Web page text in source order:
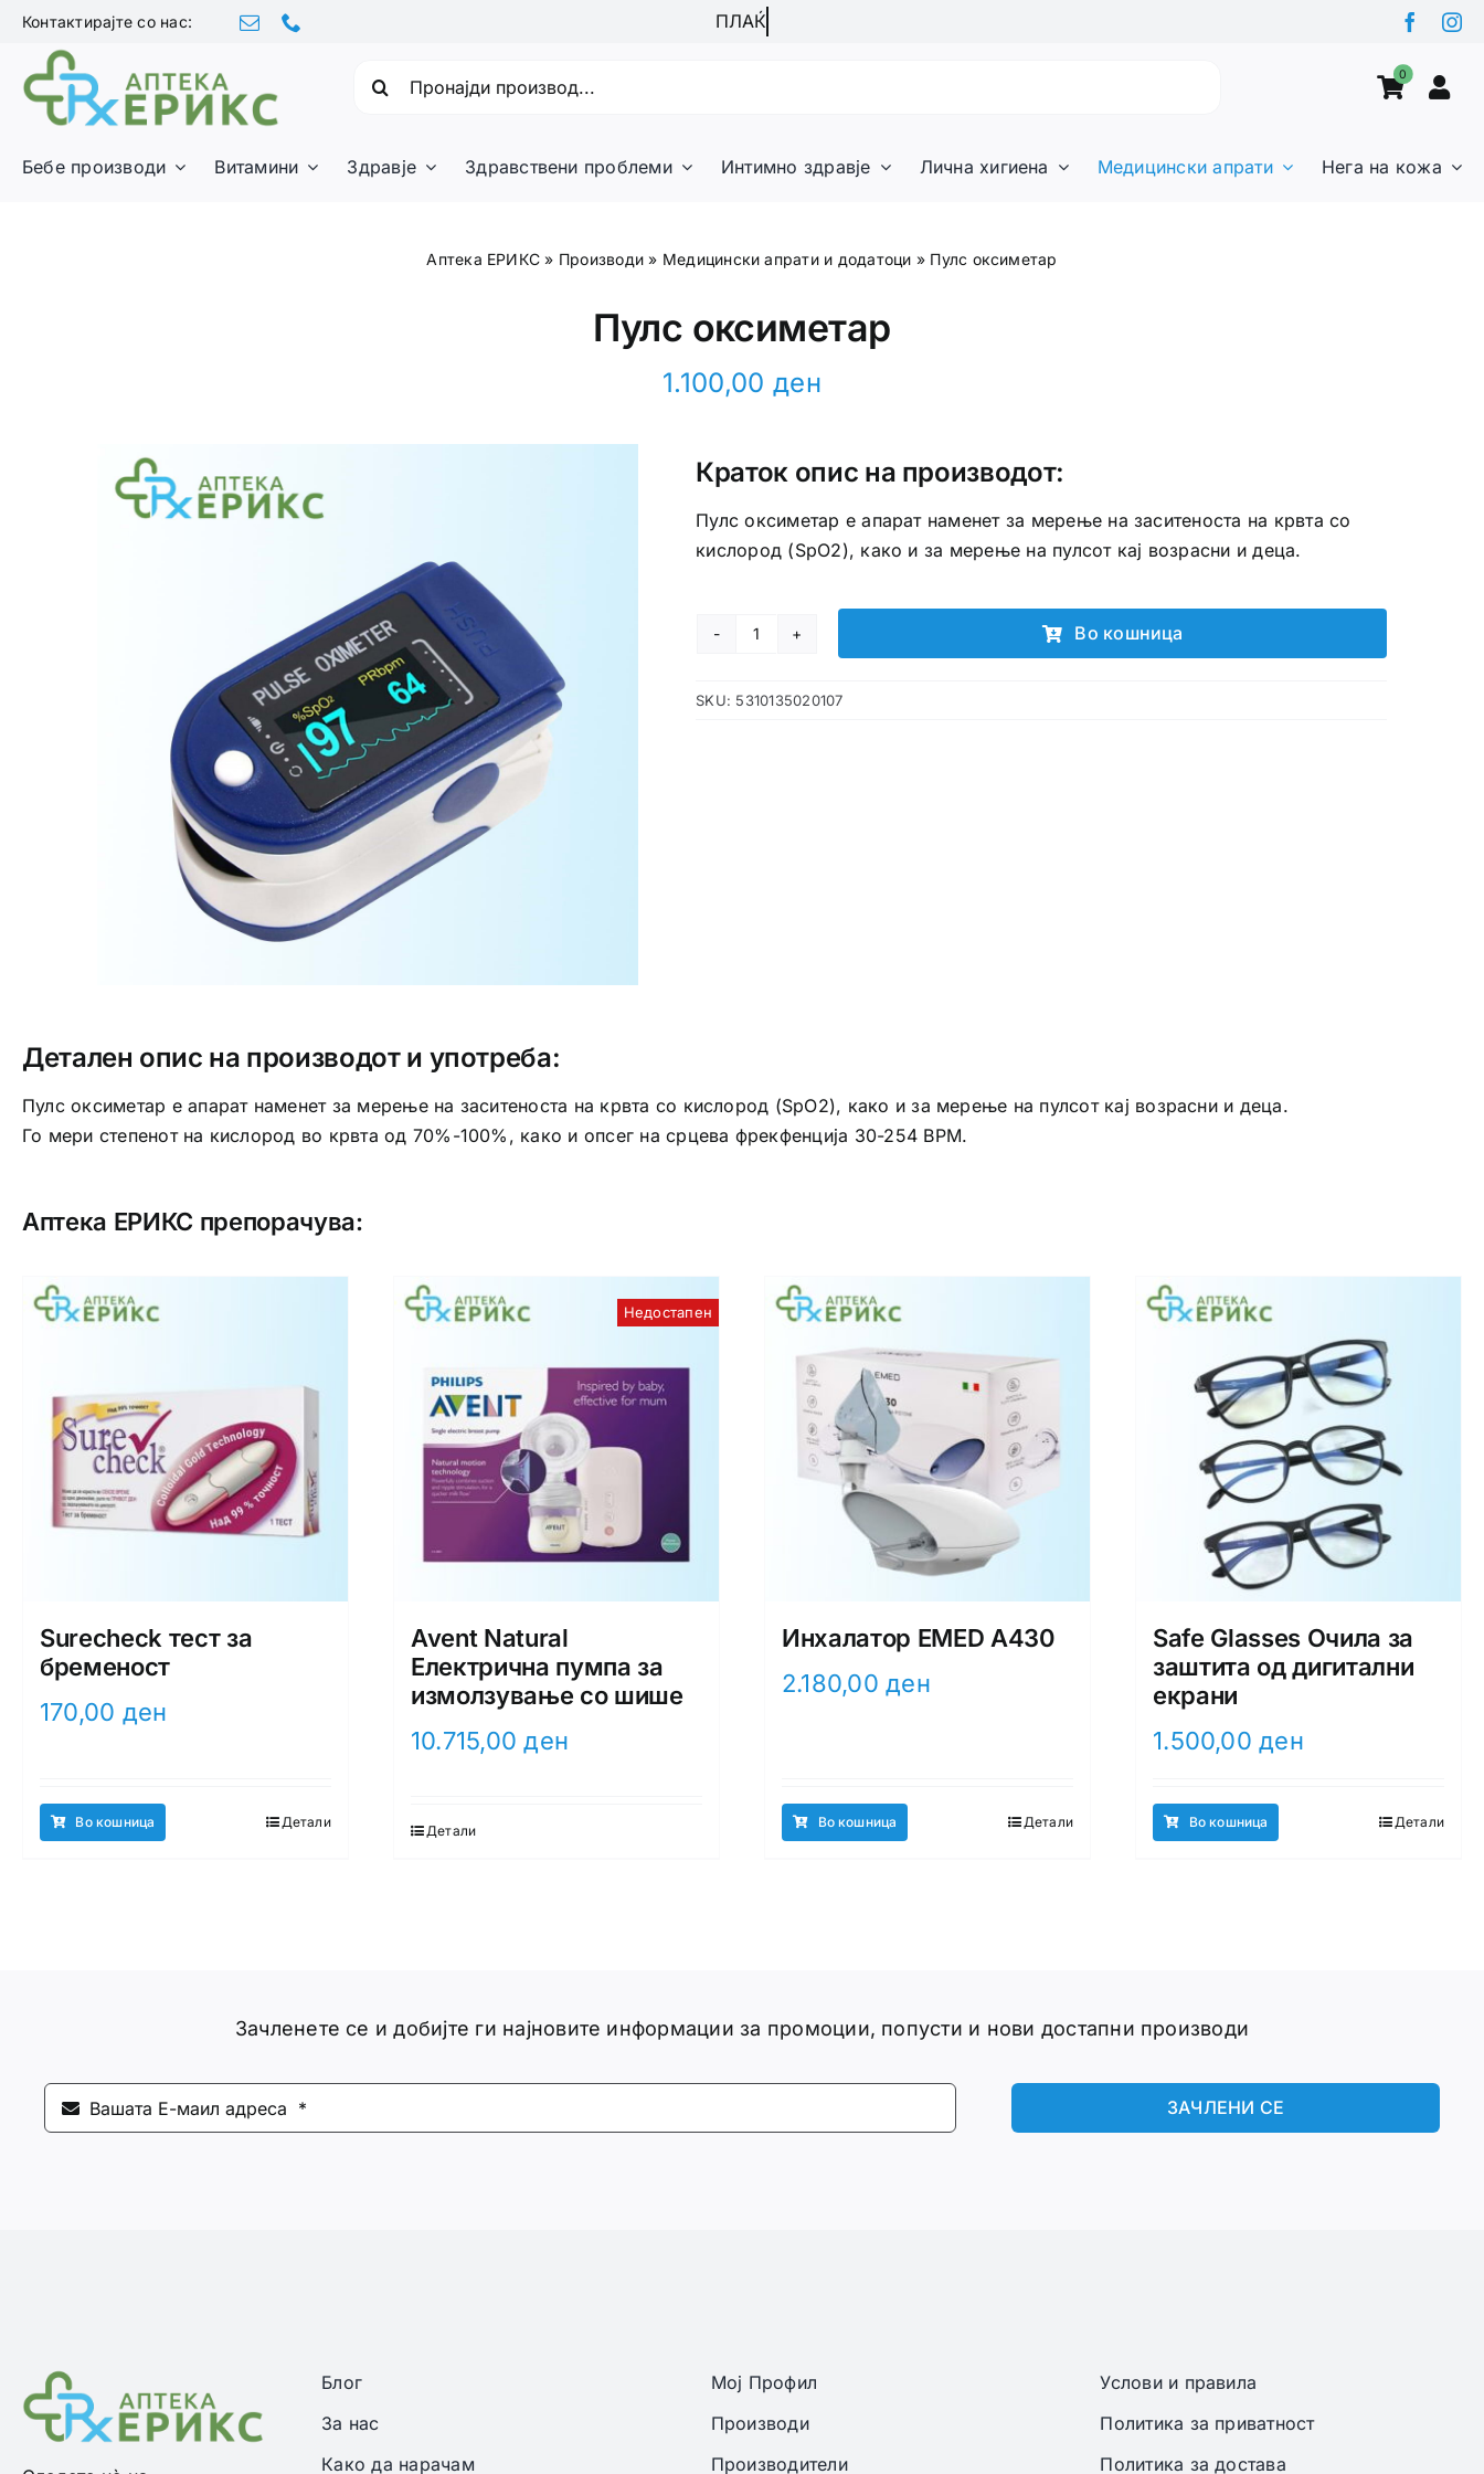
Skip
content
Контактирајте со нас:
0
Бебе производи Витамини Здравје Здравствени проблеми Интимно здравје Лична хигиена Медицински апрати Нега на кожа
Аптека ЕРИКС » Производи » Медицински апрати и додатоци » Пулс оксиметар
Пулс оксиметар
1.100,00ден
Краток опис на производот:
Пулс оксиметар е апарат наменет за мерење на заситеноста на крвта со
кислород (SpO2), како и за мерење на пулсот кај возрасни и деца.‍
Пулс
количина
Во кошница
SKU: 5310135020107
Детален опис на производот и употреба:
Пулс оксиметар е апарат наменет за мерење на заситеноста на крвта со кислород (SpO2), како и за мерење на пулсот кај возрасни и деца.‍
Го мери степенот на кислород во крвта од 70%-100%, како и опсег на срцева фрекфенција 30-254 BPM.
Аптека ЕРИКС препорачува:
Surecheck тест за
бременост
170,00 ден
Во кошница Детали
Недостапен
Avent Natural
Електрична пумпа за
измолзување со шише
10.715,00ден
Детали
Инхалатор EMED A430
2.180,00ден
Во кошница Детали
Safe Glasses Очила за
заштита од дигитални
екрани
1.500,00ден
Во кошница Детали
Зачленете се и добијте ги најновите информации за промоции, попусти и нови достапни производи
ЗАЧЛЕНИ СЕ
Блог
За нас
Како да нарачам
Мој Профил
Производи
Производители
Услови и правила
Политика за приватност
Политика за достава